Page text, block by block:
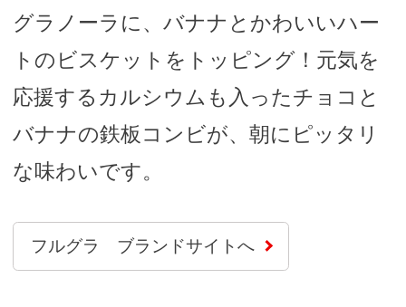
グラノーラに、バナナとかわいいハー
トのビスケットをトッピング！元気を
応援するカルシウムも入ったチョコと
バナナの鉄板コンビが、朝にピッタリ
な味わいです。
フルグラ ブランドサイトへ